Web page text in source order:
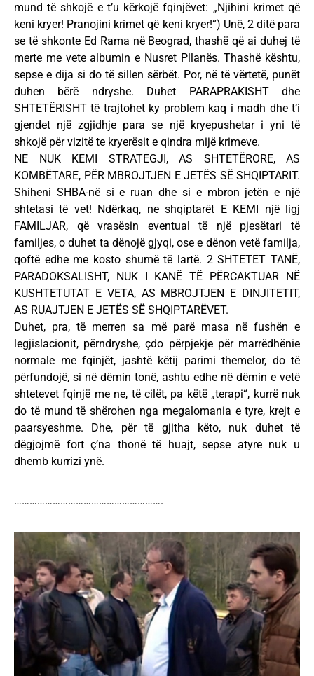
mund të shkojë e t’u kërkojë fqinjëvet: „Njihini krimet që
keni kryer! Pranojini krimet që keni kryer!“) Unë, 2 ditë para
se të shkonte Ed Rama në Beograd, thashë që ai duhej të
merte me vete albumin e Nusret Pllanës. Thashë kështu,
sepse e dija si do të sillen sërbët. Por, në të vërtetë, punët
duhen bërë ndryshe. Duhet PARAPRAKISHT dhe
SHTETËRISHT të trajtohet ky problem kaq i madh dhe t‘i
gjendet një zgjidhje para se një kryepushetar i yni të
shkojë për vizitë te kryerësit e qindra mijë krimeve.
NE NUK KEMI STRATEGJI, AS SHTETËRORE, AS
KOMBËTARE, PËR MBROJTJEN E JETËS SË SHQIPTARIT.
Shiheni SHBA-në si e ruan dhe si e mbron jetën e një
shtetasi të vet! Ndërkaq, ne shqiptarët E KEMI një ligj
FAMILJAR, që vrasësin eventual të një pjesëtari të
familjes, o duhet ta dënojë gjyqi, ose e dënon vetë familja,
qoftë edhe me kosto shumë të lartë. 2 SHTETET TANË,
PARADOKSALISHT, NUK I KANË TË PËRCAKTUAR NË
KUSHTETUTAT E VETA, AS MBROJTJEN E DINJITETIT,
AS RUAJTJEN E JETËS SË SHQIPTARËVET.
Duhet, pra, të merren sa më parë masa në fushën e
legjislacionit, përndryshe, çdo përpjekje për marrëdhënie
normale me fqinjët, jashtë këtij parimi themelor, do të
përfundojë, si në dëmin tonë, ashtu edhe në dëmin e vetë
shtetevet fqinjë me ne, të cilët, pa këtë „terapi“, kurrë nuk
do të mund të shërohen nga megalomania e tyre, krejt e
paarsyeshme. Dhe, për të gjitha këto, nuk duhet të
dëgjojmë fort ç’na thonë të huajt, sepse atyre nuk u
dhemb kurrizi ynë.
………………………………………………….